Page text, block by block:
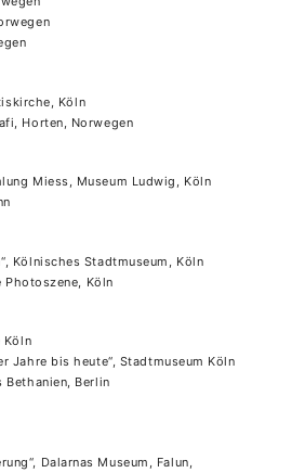
Köln
Horten, Norwegen
Miess, Museum Ludwig, Köln
Kölnisches Stadtmuseum, Köln
Photoszene, Köln
Köln
Jahre bis heute“, Stadtmuseum Köln
Bethanien, Berlin
Dalarnas Museum, Falun,